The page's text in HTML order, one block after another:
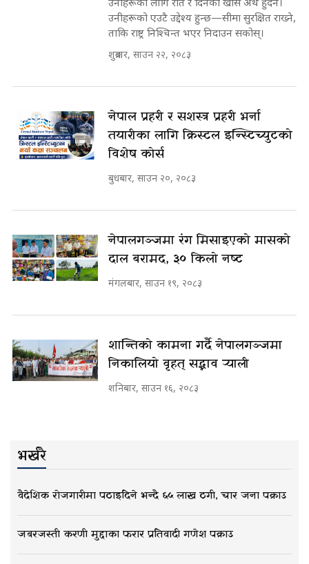
उनीहरूको एउटै उद्देश्य हुन्छ—सीमा सुरक्षित राख्ने,
ताकि राष्ट्र निश्चिन्त भएर निदाउन सकोस्।
शुक्रबार, साउन २२, २०८३
नेपाल प्रहरी र सशस्त्र प्रहरी भर्ना
तयारीका लागि क्रिस्टल इन्स्टिच्युटको
विशेष कोर्स
बुधबार, साउन २०, २०८३
नेपालगञ्जमा रंग मिसाइएको मासको
दाल बरामद, ३० किलो नष्ट
मंगलबार, साउन १९, २०८३
शान्तिको कामना गर्दै नेपालगञ्जमा
निकालियो वृहत् सद्भाव र्‍याली
शनिबार, साउन १६, २०८३
भर्खरै
वैदेशिक रोजगारीमा पठाइदिने भन्दै ६५ लाख ठगी, चार जना पक्राउ
जबरजस्ती करणी मुद्दाका फरार प्रतिवादी गणेश पक्राउ